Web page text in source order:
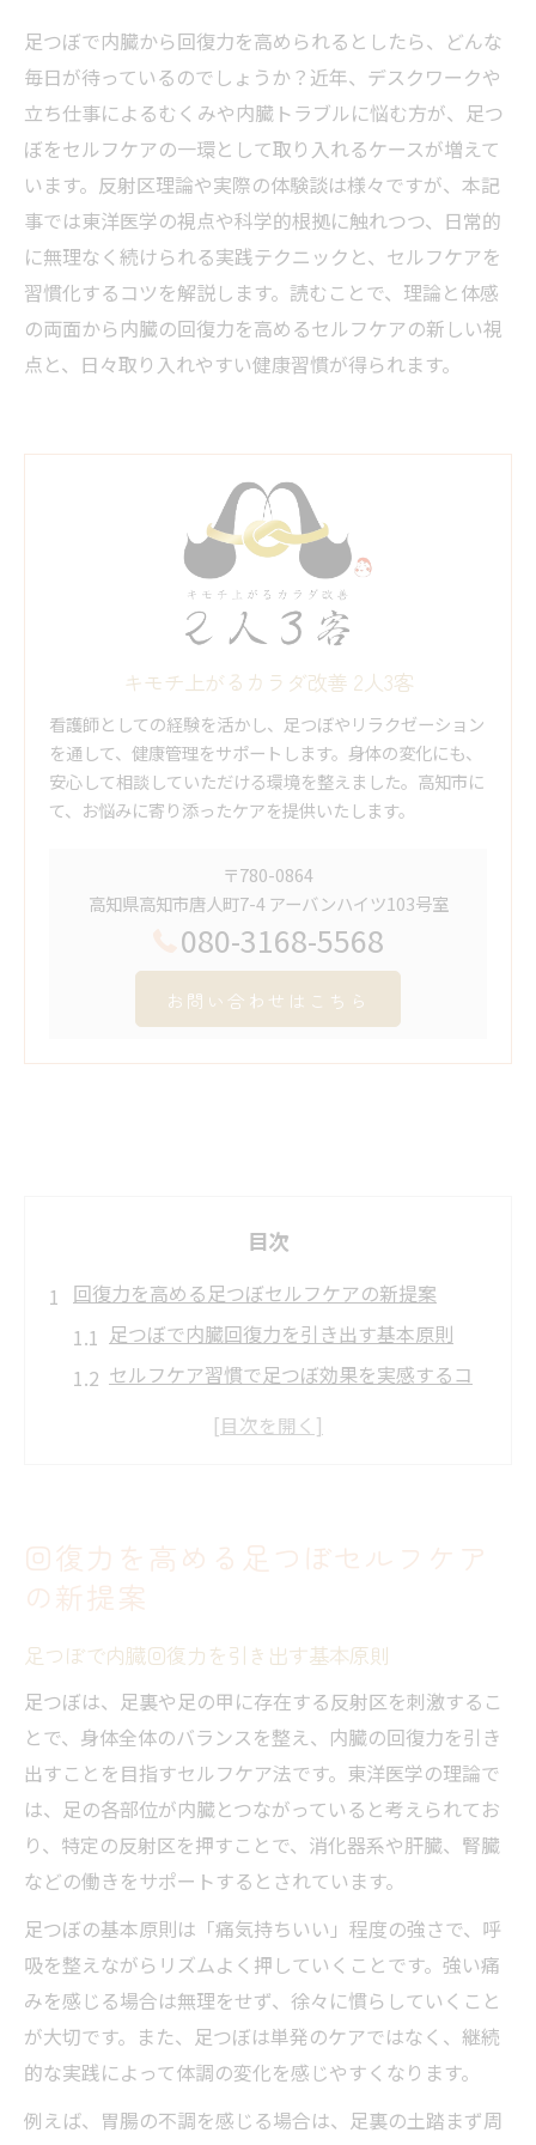
足つぼで内臓から回復力を高められるとしたら、どんな
毎日が待っているのでしょうか？近年、デスクワークや
立ち仕事によるむくみや内臓トラブルに悩む方が、足つ
ぼをセルフケアの一環として取り入れるケースが増えて
います。反射区理論や実際の体験談は様々ですが、本記
事では東洋医学の視点や科学的根拠に触れつつ、日常的
に無理なく続けられる実践テクニックと、セルフケアを
習慣化するコツを解説します。読むことで、理論と体感
の両面から内臓の回復力を高めるセルフケアの新しい視
点と、日々取り入れやすい健康習慣が得られます。
キモチ上がるカラダ改善 2人3客
看護師としての経験を活かし、足つぼやリラクゼーション
を通して、健康管理をサポートします。身体の変化にも、
安心して相談していただける環境を整えました。高知市に
て、お悩みに寄り添ったケアを提供いたします。
〒780-0864
高知県高知市唐人町7-4 アーバンハイツ103号室
080-3168-5568
お問い合わせはこちら
目次
回復力を高める足つぼセルフケアの新提案
足つぼで内臓回復力を引き出す基本原則
セルフケア習慣で足つぼ効果を実感するコ
足つぼ継続の結果と回復力向上の体感談
内臓の健やかさを支える足つぼ活用法とは
足つぼで内臓機能を高めるセルフケア方法
内臓に効く足つぼと反射区の位置関係を解
説
足つぼ内臓根拠の真実と東洋医学の視点
足つぼ内臓効果を日常に活かすルーチン術
足つぼで老廃物排出を促し健やかな内臓へ
足つぼで疲れた内臓のリセットを図る方法
足つぼが内臓リセットに役立つ仕組みを解
説
内臓疲労サインと足つぼの正しい押し方
足つぼ続けた結果に見る内臓回復の変化
足つぼ痛い理由と内臓への働きの関係性
足つぼで肝臓のゴリゴリをケアするメリッ
回復力を高める足つぼセルフケア
の新提案
足つぼで内臓回復力を引き出す基本原則
足つぼは、足裏や足の甲に存在する反射区を刺激するこ
とで、身体全体のバランスを整え、内臓の回復力を引き
出すことを目指すセルフケア法です。東洋医学の理論で
は、足の各部位が内臓とつながっていると考えられてお
り、特定の反射区を押すことで、消化器系や肝臓、腎臓
などの働きをサポートするとされています。
足つぼの基本原則は「痛気持ちいい」程度の強さで、呼
吸を整えながらリズムよく押していくことです。強い痛
みを感じる場合は無理をせず、徐々に慣らしていくこと
が大切です。また、足つぼは単発のケアではなく、継続
的な実践によって体調の変化を感じやすくなります。
例えば、胃腸の不調を感じる場合は、足裏の土踏まず周